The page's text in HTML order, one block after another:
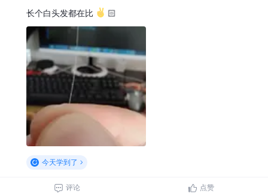
长个白头发都在比 🏻
今天学到了
评论 点赞